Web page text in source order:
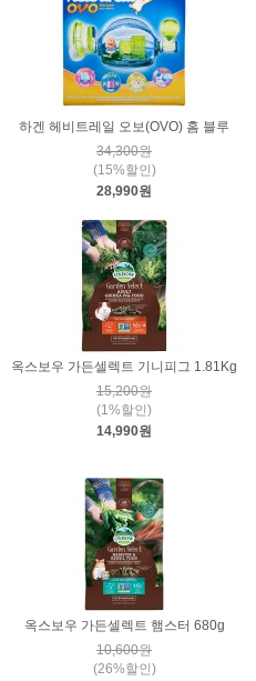
하겐 헤비트레일 오보(OVO) 홈 블루
34,300원
(15%할인)
28,990원
옥스보우 가든셀렉트 기니피그 1.81Kg
15,200원
(1%할인)
14,990원
옥스보우 가든셀렉트 햄스터 680g
10,600원
(26%할인)